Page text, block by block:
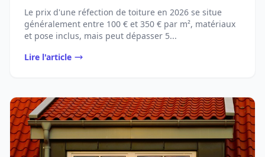
Le prix d'une réfection de toiture en 2026 se situe
généralement entre 100 € et 350 € par m², matériaux
et pose inclus, mais peut dépasser 5...
Lire l'article